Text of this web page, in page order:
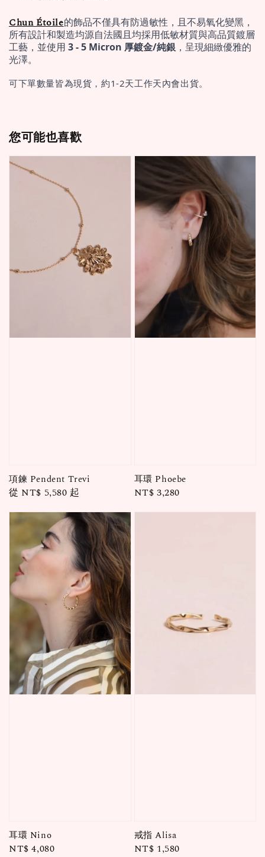
Chun Étoile的飾品不僅具有防過敏性，且不易氧化變黑，
所有設計和製造均源自法國且均採用低敏材質與高品質鍍層
工藝，並使用 3 - 5 Micron 厚鍍金/純銀 ，呈現細緻優雅的
光澤。
可下單數量皆為現貨，約1-2天工作天內會出貨。
您可能也喜歡
項鍊 Pendent Trevi
Regular
從 NT$ 5,580 起
耳環 Phoebe
Regular
NT$ 3,280
耳環 Nino
Regular
NT$ 4,080
戒指 Alisa
Regular
NT$ 1,580